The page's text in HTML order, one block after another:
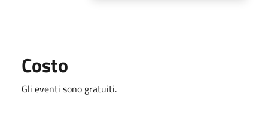
Costo
Gli eventi sono gratuiti.